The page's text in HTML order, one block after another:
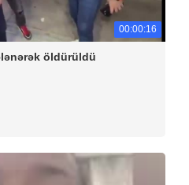
00:00:16
öldürüldü